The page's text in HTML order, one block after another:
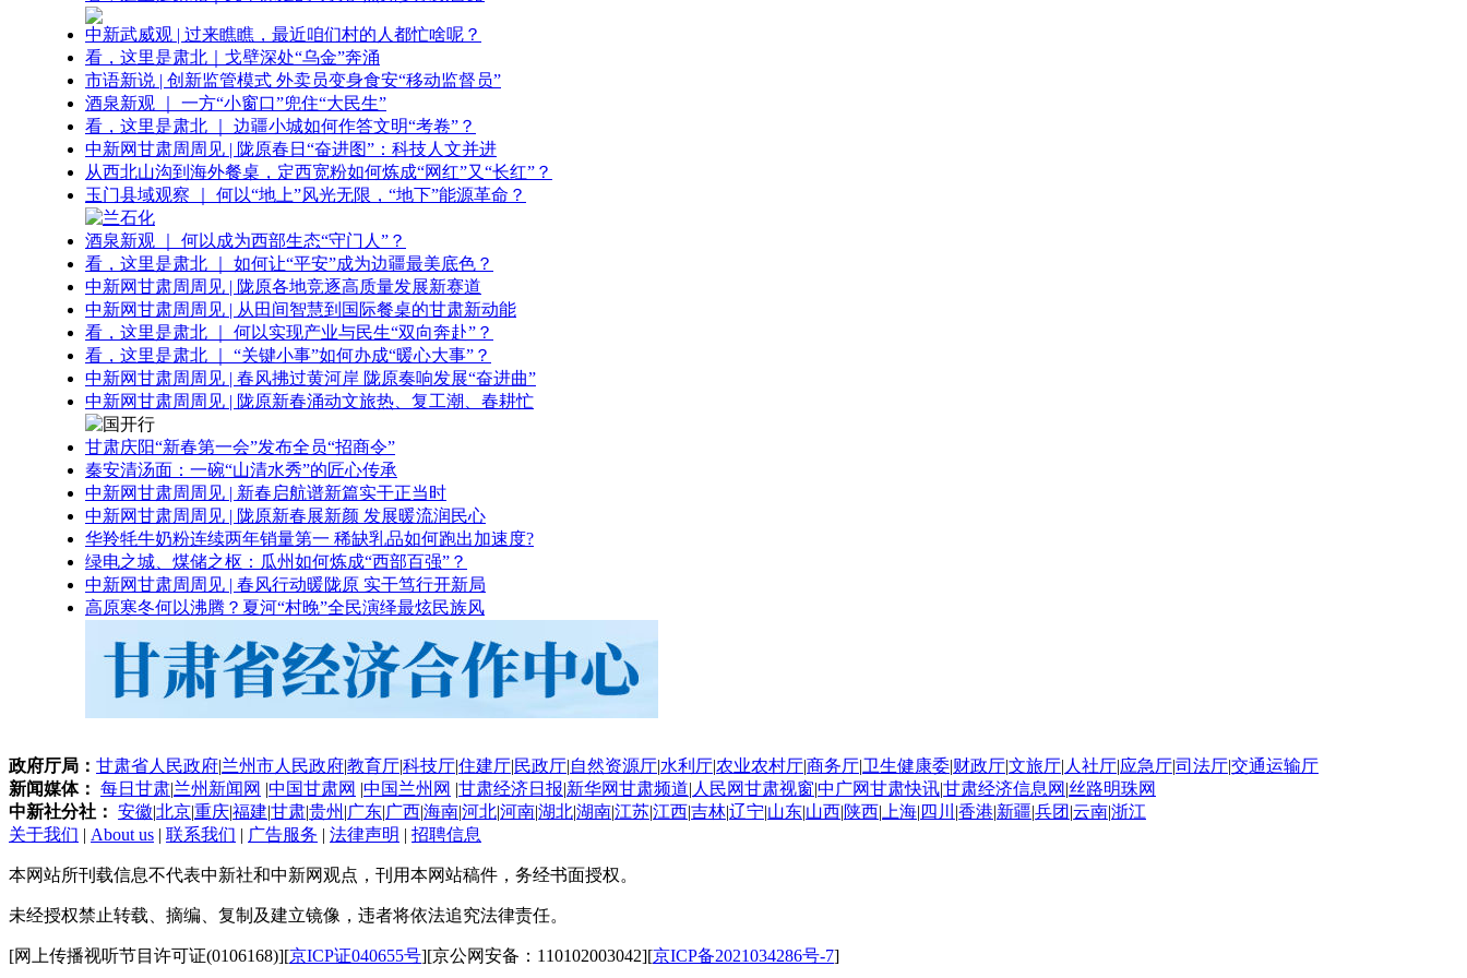
中新武威观 | 过来瞧瞧，最近咱们村的人都忙啥呢？
看，这里是肃北｜戈壁深处“乌金”奔涌
市语新说 | 创新监管模式 外卖员变身食安“移动监督员”
酒泉新观 ｜ 一方“小窗口”兜住“大民生”
看，这里是肃北 ｜ 边疆小城如何作答文明“考卷”？
中新网甘肃周周见 | 陇原春日“奋进图”：科技人文并进
从西北山沟到海外餐桌，定西宽粉如何炼成“网红”又“长红”？
玉门县域观察 ｜ 何以“地上”风光无限，“地下”能源革命？
酒泉新观 ｜ 何以成为西部生态“守门人”？
看，这里是肃北 ｜ 如何让“平安”成为边疆最美底色？
中新网甘肃周周见 | 陇原各地竞逐高质量发展新赛道
中新网甘肃周周见 | 从田间智慧到国际餐桌的甘肃新动能
看，这里是肃北 ｜ 何以实现产业与民生“双向奔赴”？
看，这里是肃北 ｜ “关键小事”如何办成“暖心大事”？
中新网甘肃周周见 | 春风拂过黄河岸 陇原奏响发展“奋进曲”
中新网甘肃周周见 | 陇原新春涌动文旅热、复工潮、春耕忙
甘肃庆阳“新春第一会”发布全员“招商令”
秦安清汤面：一碗“山清水秀”的匠心传承
中新网甘肃周周见 | 新春启航谱新篇实干正当时
中新网甘肃周周见 | 陇原新春展新颜 发展暖流润民心
华羚牦牛奶粉连续两年销量第一 稀缺乳品如何跑出加速度?
绿电之城、煤储之枢：瓜州如何炼成“西部百强”？
中新网甘肃周周见 | 春风行动暖陇原 实干笃行开新局
高原寒冬何以沸腾？夏河“村晚”全民演绎最炫民族风
政府厅局： 甘肃省人民政府|兰州市人民政府|教育厅|科技厅|住建厅|民政厅|自然资源厅|水利厅|农业农村厅|商务厅|卫生健康委|财政厅|文旅厅| 人社厅|应急厅|司法厅|交通运输厅
新闻媒体： 每日甘肃|兰州新闻网 |中国甘肃网 |中国兰州网 |甘肃经济日报|新华网甘肃频道| 人民网甘肃视窗|中广网甘肃快讯|甘肃经济信息网 |丝路明珠网
中新社分社： 安徽|北京|重庆|福建|甘肃|贵州 |广东|广西|海南|河北|河南|湖北|湖南|江苏|江西|吉林|辽宁|山东|山西|陕西| 上海| 四川 |香港|新疆|兵团 |云南|浙江
关于我们 | About us | 联系我们 | 广告服务 | 法律声明 | 招聘信息
本网站所刊载信息不代表中新社和中新网观点，刊用本网站稿件，务经书面授权。
未经授权禁止转载、摘编、复制及建立镜像，违者将依法追究法律责任。
[网上传播视听节目许可证(0106168)][京ICP证040655号][京公网安备：110102003042][京ICP备2021034286号-7]